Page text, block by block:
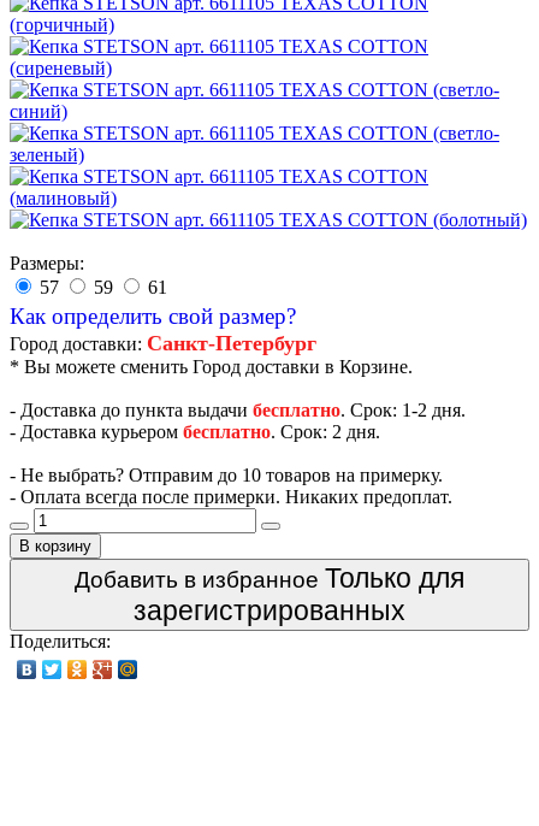
Размеры:
57
59 61
Как определить свой размер?
Город доставки: Санкт-Петербург
* Вы можете сменить Город доставки в Корзине.
- Доставка до пункта выдачи бесплатно. Срок: 1-2 дня.
- Доставка курьером бесплатно. Срок: 2 дня.
- Не выбрать? Отправим до 10 товаров на примерку.
- Оплата всегда после примерки. Никаких предоплат.
В корзину
Добавить в избранное Только для
зарегистрированных
Поделиться: